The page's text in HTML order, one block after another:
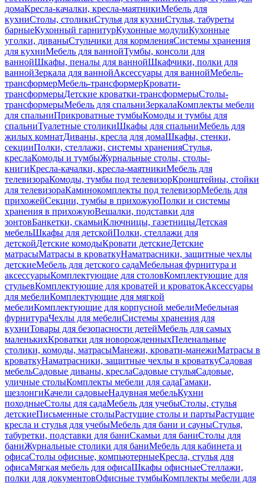
домаКресла-качалки, кресла-маятникиМебель для
кухниСтолы, столикиСтулья для кухниСтулья, табуреты
барныеКухонный гарнитурКухонные модулиКухонные
уголки, диваныСтульчики для кормленияСистемы хранения
для кухниМебель для ваннойТумбы, консоли для
ваннойШкафы, пеналы для ваннойШкафчики, полки для
ваннойЗеркала для ваннойАксессуары для ваннойМебель-
трансформерМебель-трансформерКровати-
трансформерыДетские кроватки-трансформерыСтолы-
трансформерыМебель для спальниЗеркалаКомплекты мебели
для спальниПрикроватные тумбыКомоды и тумбы для
спальниТуалетные столикиШкафы для спальниМебель для
жилых комнатДиваны, кресла для домаШкафы, стенки,
секцииПолки, стеллажи, системы храненияСтулья,
креслаКомоды и тумбыЖурнальные столы, столы-
книгиКресла-качалки, кресла-маятникиМебель для
телевизораКомоды, тумбы под телевизорКронштейны, стойки
для телевизораКаминокомплекты под телевизорМебель для
прихожейСекции, тумбы в прихожуюПолки и системы
хранения в прихожуюВешалки, подставки для
зонтовБанкетки, скамьиКлючницы, газетницыДетская
мебельШкафы для детскойПолки, стеллажи для
детскойДетские комодыКровати детскиеДетские
матрасыМатрасы в кроваткуНаматрасники, защитные чехлы
детскиеМебель для детского садаМебельная фурнитура и
аксессуарыКомплектующие для столовКомплектующие для
стульевКомплектующие для кроватей и кроватокАксессуары
для мебелиКомплектующие для мягкой
мебелиКомплектующие для корпусной мебелиМебельная
фурнитураЧехлы для мебелиСистемы хранения для
кухниТовары для безопасности детейМебель для самых
маленькихКроватки для новорожденныхПеленальные
столики, комоды, матрасыМанежи, кровати-манежиМатрасы в
кроваткуНаматрасники, защитные чехлы в кроваткуСадовая
мебельСадовые диваны, креслаСадовые стульяСадовые,
уличные столыКомплекты мебели для садаГамаки,
шезлонгиКачели садовыеНадувная мебельКухни
походныеСтолы для садаМебель для учебыСтолы, стулья
детскиеПисьменные столыРастущие столы и партыРастущие
кресла и стулья для учебыМебель для бани и сауныСтулья,
табуретки, подставки для баниСкамьи для баниСтолы для
баниЖурнальные столики для баниМебель для кабинета и
офисаСтолы офисные, компьютерныеКресла, стулья для
офисаМягкая мебель для офисаШкафы офисныеСтеллажи,
полки для документовОфисные тумбыКомплекты мебели для